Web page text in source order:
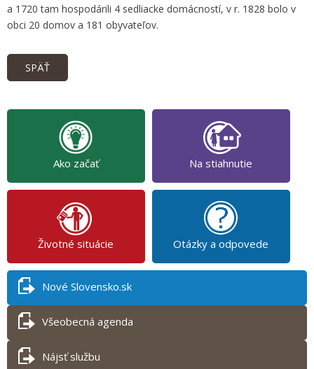
a 1720 tam hospodárili 4 sedliacke domácností, v r. 1828 bolo v
obci 20 domov a 181 obyvateľov.
SPÄŤ
Ako začať Na stiahnutie
Životné situácie Otázky a odpovede
Nové Slovensko.sk
Všeobecná agenda
Nájsť službu